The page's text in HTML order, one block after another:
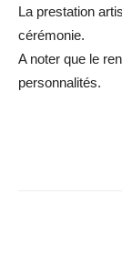
La prestation
cérémonie.
A noter que le
personnalités.
+224-